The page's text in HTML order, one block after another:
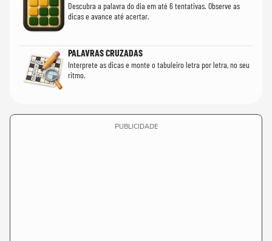
Descubra a palavra do dia em até 6 tentativas. Observe as
dicas e avance até acertar.
PALAVRAS CRUZADAS
Interprete as dicas e monte o tabuleiro letra por letra, no seu
ritmo.
PUBLICIDADE